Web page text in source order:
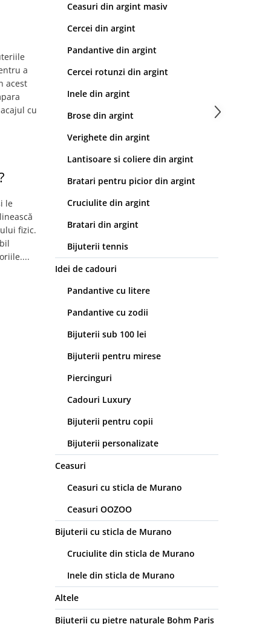
a
acest
cu
le
fizic.
Ceasuri din argint masiv
Cercei din argint
Pandantive din argint
Cercei rotunzi din argint
Inele din argint
Brose din argint
Verighete din argint
Lantisoare si coliere din argint
Bratari pentru picior din argint
Cruciulite din argint
Bratari din argint
Bijuterii tennis
Idei de cadouri
Pandantive cu litere
Pandantive cu zodii
Bijuterii sub 100 lei
Bijuterii pentru mirese
Piercinguri
Cadouri Luxury
Bijuterii pentru copii
Bijuterii personalizate
Ceasuri
Ceasuri cu sticla de Murano
Ceasuri OOZOO
Bijuterii cu sticla de Murano
Cruciulite din sticla de Murano
Inele din sticla de Murano
Altele
Bijuterii cu pietre naturale Bohm Paris